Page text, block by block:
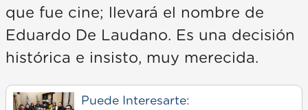
que fue cine; llevará el nombre de
Eduardo De Laudano. Es una decisión
histórica e insisto, muy merecida.
Puede Interesarte: